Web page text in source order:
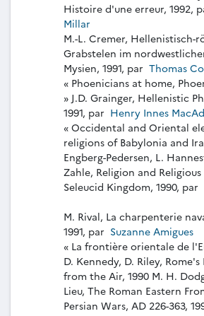
Histoire d'une erreur, 1992,
Millar
M.-L. Cremer, Hellenistisch-
Grabstelen im
Mysien, 1991, par Thomas
« Phoenicians at home,
» J.D. Grainger, Hellenistic
1991, par Henry Innes
« Occidental and Oriental
religions of Babylonia and
Engberg-Pedersen, L.
Zahle, Religion and
Seleucid Kingdom, 1990, par
M. Rival, La charpenterie
1991, par Suzanne Amigues
« La frontière orientale de
D. Kennedy, D. Riley,
from the Air, 1990 M. H.
Lieu, The Roman Eastern
Persian Wars, AD 226-363,